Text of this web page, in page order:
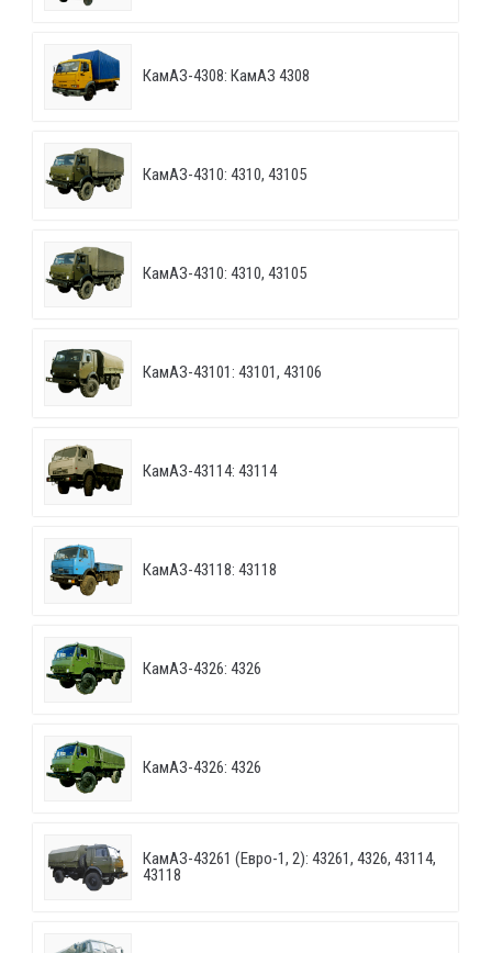
КамАЗ-4308: КамАЗ 4308
КамАЗ-4310: 4310, 43105
КамАЗ-4310: 4310, 43105
КамАЗ-43101: 43101, 43106
КамАЗ-43114: 43114
КамАЗ-43118: 43118
КамАЗ-4326: 4326
КамАЗ-4326: 4326
КамАЗ-43261 (Евро-1, 2): 43261, 4326, 43114,
43118